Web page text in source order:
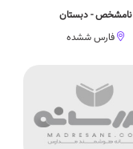
نامشخص - دبستان
فارس ششده